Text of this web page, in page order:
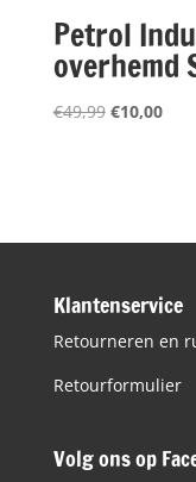
Petrol
overhemd
€49,99 €10,00
Klantenservice
Retourneren en
Retourformulier
Volg ons op